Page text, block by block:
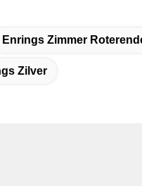
Enrings Zimmer
Zilver